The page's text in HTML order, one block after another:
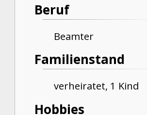
Beruf
Beamter
Familienstand
verheiratet, 1 Kind
Hobbies